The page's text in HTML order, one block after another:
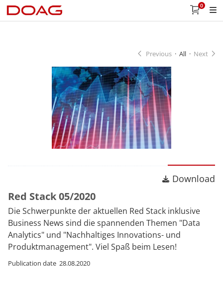
0
Previous · All · Next
Download
Red Stack 05/2020
Die Schwerpunkte der aktuellen Red Stack inklusive
Business News sind die spannenden Themen "Data
Analytics" und "Nachhaltiges Innovations- und
Produktmanagement". Viel Spaß beim Lesen!
Publication date 28.08.2020